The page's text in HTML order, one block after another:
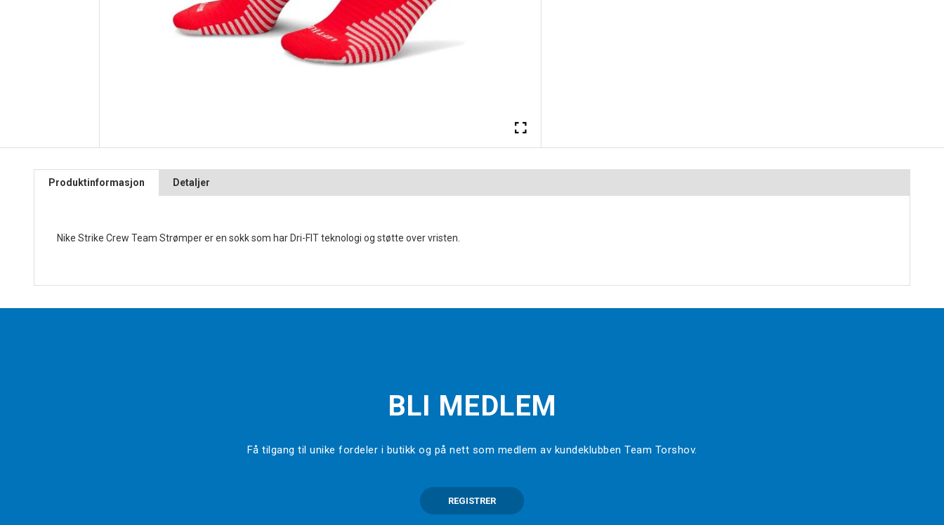
Produktinformasjon Detaljer
Nike Strike Crew Team Strømper er en sokk som har Dri-FIT teknologi og støtte over vristen.
BLI MEDLEM
Få tilgang til unike fordeler i butikk og på nett som medlem av kundeklubben Team Torshov.
REGISTRER